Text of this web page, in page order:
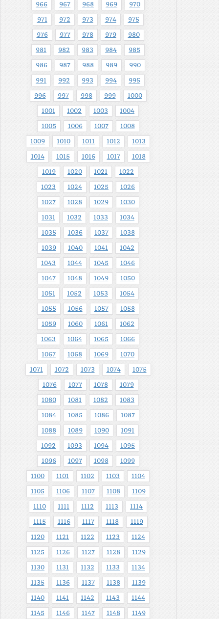
966 967 968 969 970
971 972 973 974 975
976 977 978 979 980
981 982 983 984 985
986 987 988 989 990
991 992 993 994 995
996 997 998 999 1000
1001 1002 1003 1004
1005 1006 1007 1008
1009 1010 1011 1012 1013
1014 1015 1016 1017 1018
1019 1020 1021 1022
1023 1024 1025 1026
1027 1028 1029 1030
1031 1032 1033 1034
1035 1036 1037 1038
1039 1040 1041 1042
1043 1044 1045 1046
1047 1048 1049 1050
1051 1052 1053 1054
1055 1056 1057 1058
1059 1060 1061 1062
1063 1064 1065 1066
1067 1068 1069 1070
1071 1072 1073 1074 1075
1076 1077 1078 1079
1080 1081 1082 1083
1084 1085 1086 1087
1088 1089 1090 1091
1092 1093 1094 1095
1096 1097 1098 1099
1100 1101 1102 1103 1104
1105 1106 1107 1108 1109
1110 1111 1112 1113 1114
1115 1116 1117 1118 1119
1120 1121 1122 1123 1124
1125 1126 1127 1128 1129
1130 1131 1132 1133 1134
1135 1136 1137 1138 1139
1140 1141 1142 1143 1144
1145 1146 1147 1148 1149